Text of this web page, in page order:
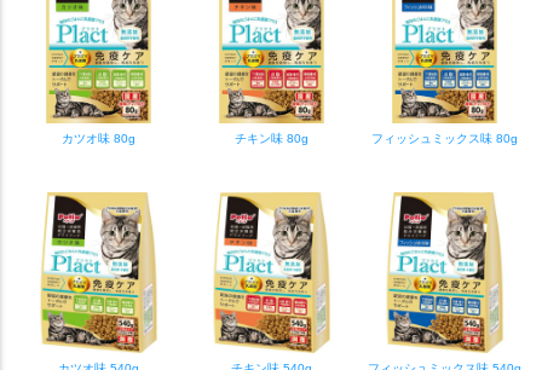
カツオ味 80g チキン味 80g フィッシュミックス味 80g